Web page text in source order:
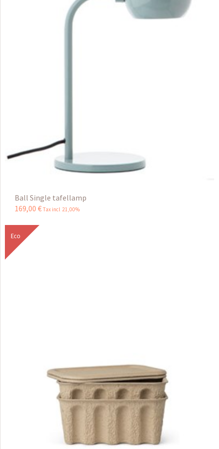
Ball Single tafellamp
169,00 € Tax incl 21,00%
Eco